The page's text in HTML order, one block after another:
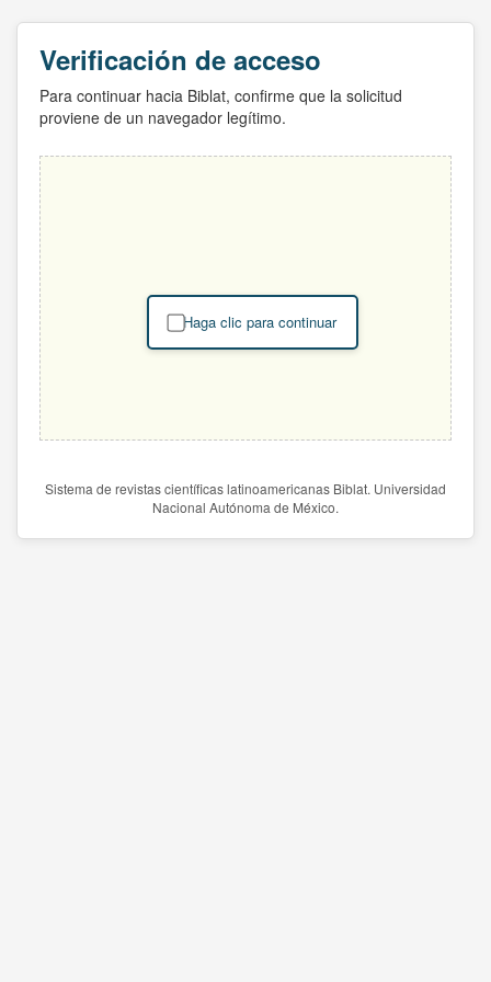
Verificación de acceso
Para continuar hacia Biblat, confirme que la solicitud
proviene de un navegador legítimo.
Haga clic para continuar
Sistema de revistas científicas latinoamericanas Biblat. Universidad
Nacional Autónoma de México.